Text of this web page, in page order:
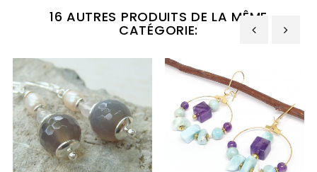
16 AUTRES PRODUITS DE LA MÊME
CATÉGORIE: